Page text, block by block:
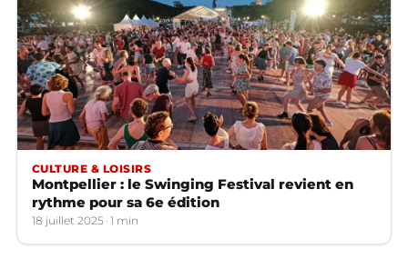
CULTURE & LOISIRS
Montpellier : le Swinging Festival revient en
rythme pour sa 6e édition
18 juillet 2025 1 min